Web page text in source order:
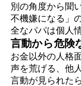
別の角度から聞
不機嫌になる」
全なパパは個人
言動から危険
お金以外の人格
声を荒げる、他
言動が見られた